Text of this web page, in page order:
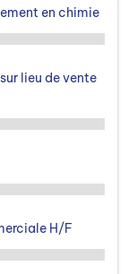
en chimie
lieu de vente
H/F